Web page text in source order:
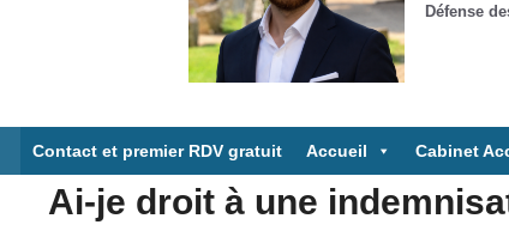
Défense
Contact et premier RDV gratuit Accueil Cabinet
Ai-je droit à une